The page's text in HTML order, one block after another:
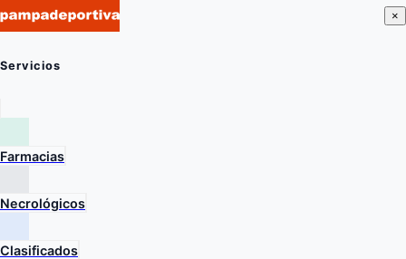
×
Servicios
Farmacias
Necrológicos
Clasificados